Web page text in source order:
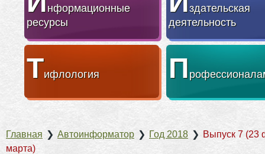
нформационные
ресурсы
здательская
деятельность
Тифлология П
Главная ❯ Автоинформатор ❯ Год 2018 ❯ Выпуск 7 (23
марта)